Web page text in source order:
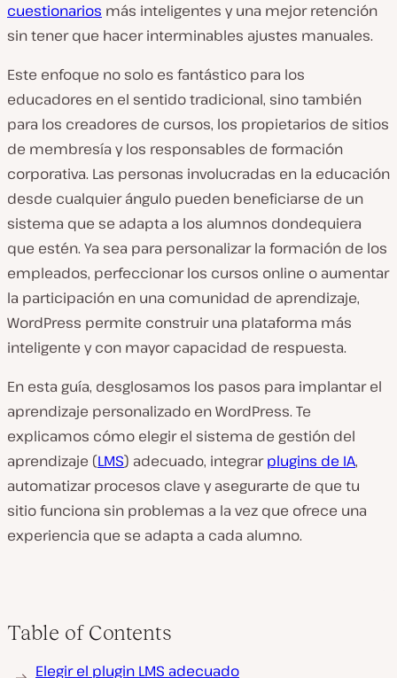
cuestionarios más inteligentes y una mejor retención
sin tener que hacer interminables ajustes manuales.
Este enfoque no solo es fantástico para los
educadores en el sentido tradicional, sino también
para los creadores de cursos, los propietarios de sitios
de membresía y los responsables de formación
corporativa. Las personas involucradas en la educación
desde cualquier ángulo pueden beneficiarse de un
sistema que se adapta a los alumnos dondequiera
que estén. Ya sea para personalizar la formación de los
empleados, perfeccionar los cursos online o aumentar
la participación en una comunidad de aprendizaje,
WordPress permite construir una plataforma más
inteligente y con mayor capacidad de respuesta.
En esta guía, desglosamos los pasos para implantar el
aprendizaje personalizado en WordPress. Te
explicamos cómo elegir el sistema de gestión del
aprendizaje (LMS) adecuado, integrarplugins de IA,
automatizar procesos clave y asegurarte de que tu
sitio funciona sin problemas a la vez que ofrece una
experiencia que se adapta a cada alumno.
Table of Contents
Elegir el plugin LMS adecuado